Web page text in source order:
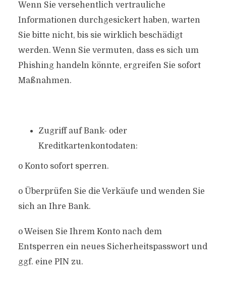
Wenn Sie versehentlich vertrauliche
Informationen durchgesickert haben, warten
Sie bitte nicht, bis sie wirklich beschädigt
werden. Wenn Sie vermuten, dass es sich um
Phishing handeln könnte, ergreifen Sie sofort
Maßnahmen.
Zugriff auf Bank- oder
Kreditkartenkontodaten:
o Konto sofort sperren.
o Überprüfen Sie die Verkäufe und wenden Sie
sich an Ihre Bank.
o Weisen Sie Ihrem Konto nach dem
Entsperren ein neues Sicherheitspasswort und
ggf. eine PIN zu.